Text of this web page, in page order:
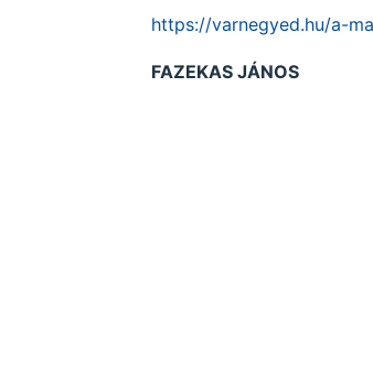
https://varnegyed.hu/a-
FAZEKAS JÁNOS